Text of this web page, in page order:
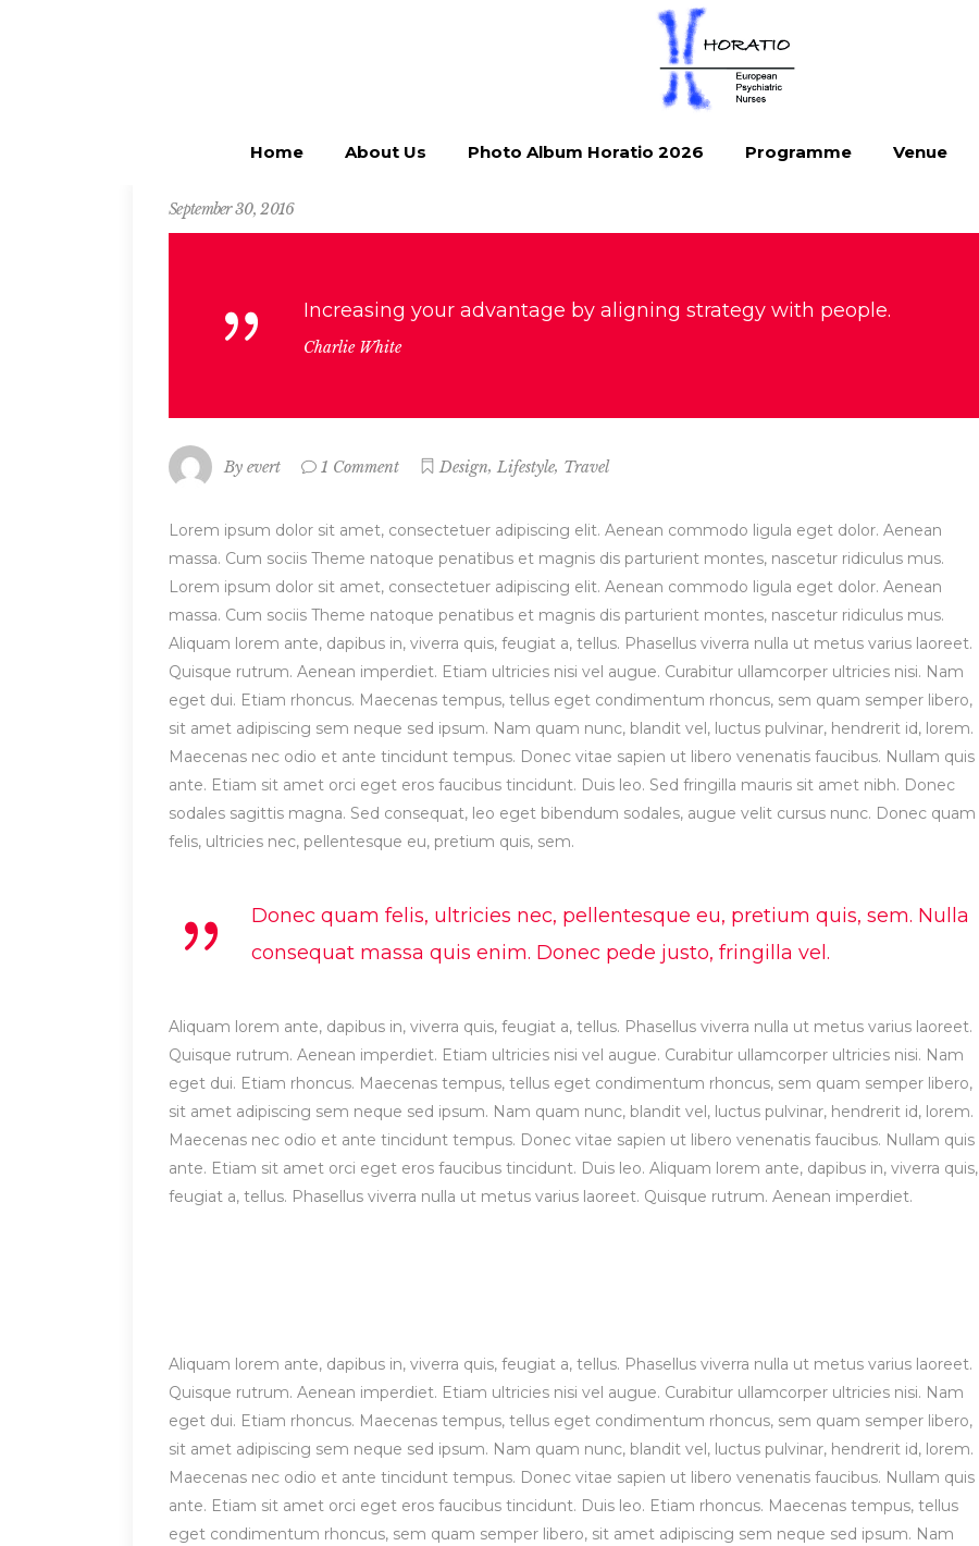
Home About Us Photo Album Horatio 2026 Programme Venue
September 30, 2016
Increasing your advantage by aligning strategy with people.
Charlie White
By evert 1 Comment Design, Lifestyle, Travel
Lorem ipsum dolor sit amet, consectetuer adipiscing elit. Aenean commodo ligula eget dolor. Aenean
massa. Cum sociis Theme natoque penatibus et magnis dis parturient montes, nascetur ridiculus mus.
Lorem ipsum dolor sit amet, consectetuer adipiscing elit. Aenean commodo ligula eget dolor. Aenean
massa. Cum sociis Theme natoque penatibus et magnis dis parturient montes, nascetur ridiculus mus.
Aliquam lorem ante, dapibus in, viverra quis, feugiat a, tellus. Phasellus viverra nulla ut metus varius laoreet.
Quisque rutrum. Aenean imperdiet. Etiam ultricies nisi vel augue. Curabitur ullamcorper ultricies nisi. Nam
eget dui. Etiam rhoncus. Maecenas tempus, tellus eget condimentum rhoncus, sem quam semper libero,
sit amet adipiscing sem neque sed ipsum. Nam quam nunc, blandit vel, luctus pulvinar, hendrerit id, lorem.
Maecenas nec odio et ante tincidunt tempus. Donec vitae sapien ut libero venenatis faucibus. Nullam quis
ante. Etiam sit amet orci eget eros faucibus tincidunt. Duis leo. Sed fringilla mauris sit amet nibh. Donec
sodales sagittis magna. Sed consequat, leo eget bibendum sodales, augue velit cursus nunc. Donec quam
felis, ultricies nec, pellentesque eu, pretium quis, sem.
Donec quam felis, ultricies nec, pellentesque eu, pretium quis, sem. Nulla
consequat massa quis enim. Donec pede justo, fringilla vel.
Aliquam lorem ante, dapibus in, viverra quis, feugiat a, tellus. Phasellus viverra nulla ut metus varius laoreet.
Quisque rutrum. Aenean imperdiet. Etiam ultricies nisi vel augue. Curabitur ullamcorper ultricies nisi. Nam
eget dui. Etiam rhoncus. Maecenas tempus, tellus eget condimentum rhoncus, sem quam semper libero,
sit amet adipiscing sem neque sed ipsum. Nam quam nunc, blandit vel, luctus pulvinar, hendrerit id, lorem.
Maecenas nec odio et ante tincidunt tempus. Donec vitae sapien ut libero venenatis faucibus. Nullam quis
ante. Etiam sit amet orci eget eros faucibus tincidunt. Duis leo. Aliquam lorem ante, dapibus in, viverra quis,
feugiat a, tellus. Phasellus viverra nulla ut metus varius laoreet. Quisque rutrum. Aenean imperdiet.
Aliquam lorem ante, dapibus in, viverra quis, feugiat a, tellus. Phasellus viverra nulla ut metus varius laoreet.
Quisque rutrum. Aenean imperdiet. Etiam ultricies nisi vel augue. Curabitur ullamcorper ultricies nisi. Nam
eget dui. Etiam rhoncus. Maecenas tempus, tellus eget condimentum rhoncus, sem quam semper libero,
sit amet adipiscing sem neque sed ipsum. Nam quam nunc, blandit vel, luctus pulvinar, hendrerit id, lorem.
Maecenas nec odio et ante tincidunt tempus. Donec vitae sapien ut libero venenatis faucibus. Nullam quis
ante. Etiam sit amet orci eget eros faucibus tincidunt. Duis leo. Etiam rhoncus. Maecenas tempus, tellus
eget condimentum rhoncus, sem quam semper libero, sit amet adipiscing sem neque sed ipsum. Nam